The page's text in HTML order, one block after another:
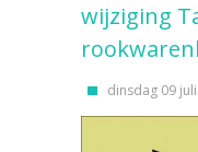
wijziging
dinsdag 09